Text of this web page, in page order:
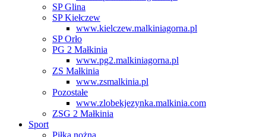
SP Glina
SP Kiełczew
www.kielczew.malkiniagorna.pl
SP Orło
PG 2 Małkinia
www.pg2.malkiniagorna.pl
ZS Małkinia
www.zsmalkinia.pl
Pozostałe
www.zlobekjezynka.malkinia.com
ZSG 2 Małkinia
Sport
Piłka nożna